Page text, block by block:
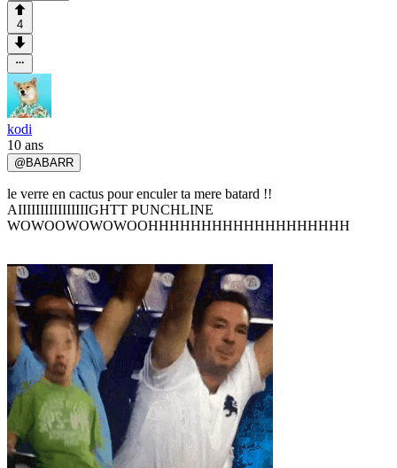
4
kodi
10 ans
@ BABARR
le verre en cactus pour enculer ta mere batard !!
AIIIIIIIIIIIIIIIIGHTT PUNCHLINE
WOWOOWOWOWOOHHHHHHHHHHHHHHHHHHH